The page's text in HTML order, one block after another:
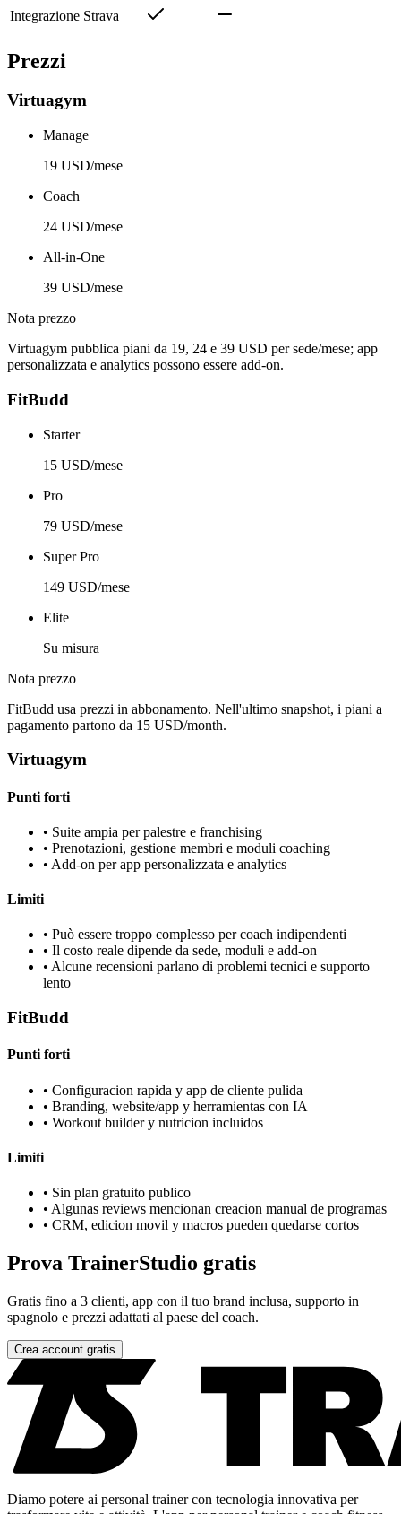
Integrazione Strava
Prezzi
Virtuagym
Manage
19 USD/mese
Coach
24 USD/mese
All-in-One
39 USD/mese
Nota prezzo
Virtuagym pubblica piani da 19, 24 e 39 USD per sede/mese; app
personalizzata e analytics possono essere add-on.
FitBudd
Starter
15 USD/mese
Pro
79 USD/mese
Super Pro
149 USD/mese
Elite
Su misura
Nota prezzo
FitBudd usa prezzi in abbonamento. Nell'ultimo snapshot, i piani a
pagamento partono da 15 USD/month.
Virtuagym
Punti forti
• Suite ampia per palestre e franchising
• Prenotazioni, gestione membri e moduli coaching
• Add-on per app personalizzata e analytics
Limiti
• Può essere troppo complesso per coach indipendenti
• Il costo reale dipende da sede, moduli e add-on
• Alcune recensioni parlano di problemi tecnici e supporto
lento
FitBudd
Punti forti
• Configuracion rapida y app de cliente pulida
• Branding, website/app y herramientas con IA
• Workout builder y nutricion incluidos
Limiti
• Sin plan gratuito publico
• Algunas reviews mencionan creacion manual de programas
• CRM, edicion movil y macros pueden quedarse cortos
Prova TrainerStudio gratis
Gratis fino a 3 clienti, app con il tuo brand inclusa, supporto in
spagnolo e prezzi adattati al paese del coach.
Crea account gratis
Diamo potere ai personal trainer con tecnologia innovativa per